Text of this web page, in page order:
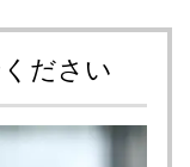
ださい